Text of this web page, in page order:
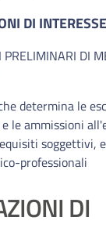
DI INTERESSE
PRELIMINARI DI
determina le
le ammissioni
soggettivi,
professionali
DI